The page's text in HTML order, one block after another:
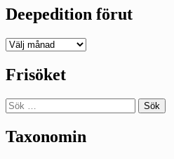
Deepedition förut
Deepedition
Frisöket
Sök
efter:
Taxonomin